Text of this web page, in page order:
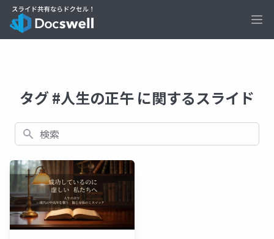
タグ #人生の正午 に関するスライド
検索